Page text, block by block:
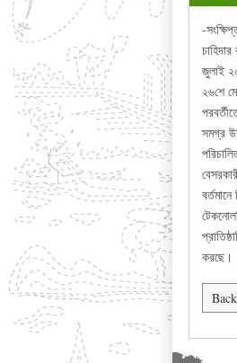
-
জুলাই
২৬শে
সমগ্র
করছে।
Back